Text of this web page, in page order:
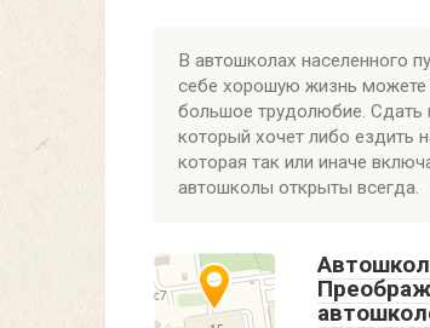
В автошколах населенного
себе хорошую жизнь
большое трудолюбие.
который хочет либо ездить
которая так или иначе
автошколы открыты всегда.